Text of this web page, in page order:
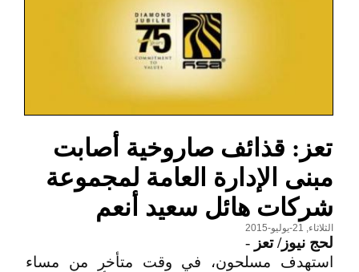
تعز: قذائف صاروخية أصابت
مبنى الإدارة العامة لمجموعة
شركات هائل سعيد أنعم
الثلاثاء, 21-يوليو-2015
لحج نيوز/ تعز -
استهدف مسلحون، في وقت متأخر من مساء